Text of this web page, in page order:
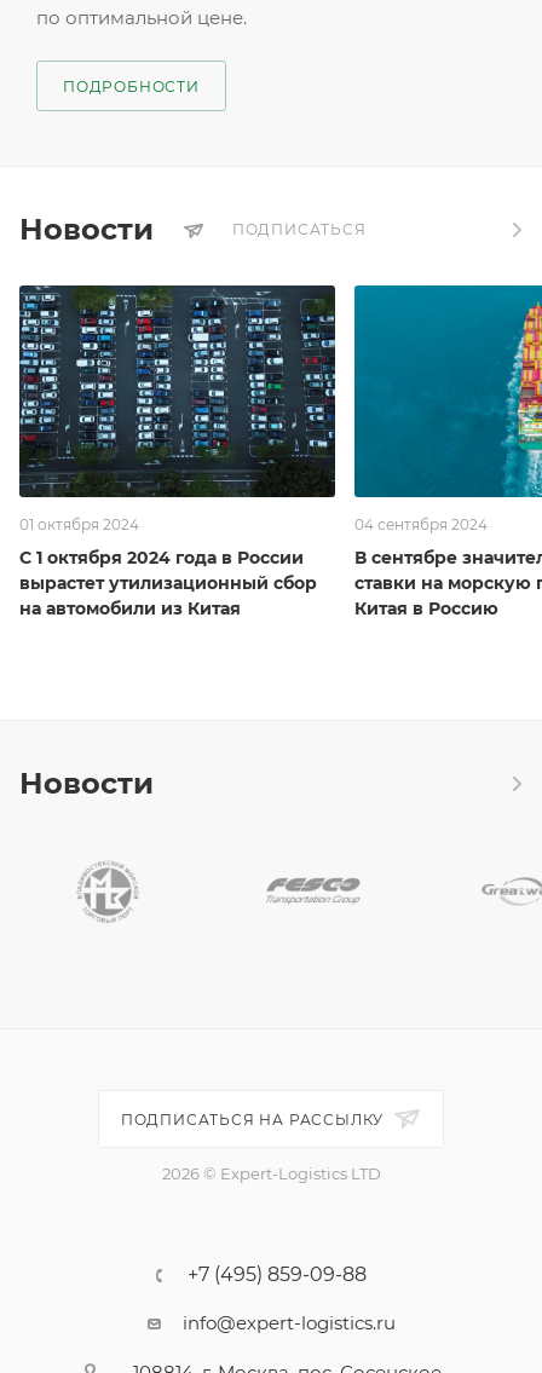
по оптимальной цене.
ПОДРОБНОСТИ
Новости ПОДПИСАТЬСЯ
01 октября 2024
С 1 октября 2024 года в России
вырастет утилизационный сбор
на автомобили из Китая
04 сентября 2024
В сентябре
ставки на морскую
Китая в Россию
Новости
ПОДПИСАТЬСЯ НА РАССЫЛКУ
2026 © Expert-Logistics LTD
+7 (495) 859-09-88
info@expert-logistics.ru